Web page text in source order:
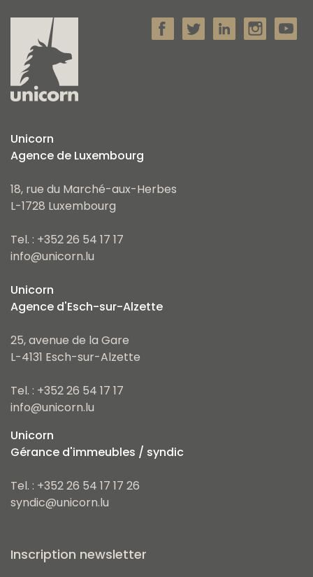
Unicorn
Agence de Luxembourg
18, rue du Marché-aux-Herbes
L-1728 Luxembourg
Tel. : +352 26 54 17 17
info@unicorn.lu
Unicorn
Agence d'Esch-sur-Alzette
25, avenue de la Gare
L-4131 Esch-sur-Alzette
Tel. : +352 26 54 17 17
info@unicorn.lu
Unicorn
Gérance d'immeubles / syndic
Tel. : +352 26 54 17 17 26
syndic@unicorn.lu
Inscription newsletter